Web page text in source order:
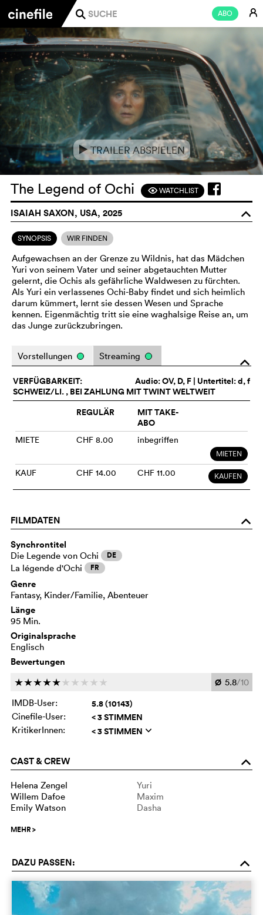
ABO E
j
eTRAILER ABSPIELEN
The Legend of Ochi FWATCHLIST
ISAIAH SAXON, USA, 2025 o
SYNOPSIS WIR FINDEN
Aufgewachsen an der Grenze zu Wildnis, hat das Mädchen
Yuri von seinem Vater und seiner abgetauchten Mutter
gelernt, die Ochis als gefährliche Waldwesen zu fürchten.
Als Yuri ein verlassenes Ochi-Baby findet und sich heimlich
darum kümmert, lernt sie dessen Wesen und Sprache
kennen. Eigenmächtig tritt sie eine waghalsige Reise an, um
das Junge zurückzubringen.
o
Vorstellungen Streaming
Audio:OV, D, F | Untertitel: d, f
VERFÜGBARKEIT:
SCHWEIZ/LI. , BEI ZAHLUNG MIT TWINT WELTWEIT
REGULÄR
MIT TAKE-
ABO
MIETE CHF 8.00 inbegriffen
MIETEN
KAUF CHF 14.00 CHF 11.00 KAUFEN
FILMDATEN o
Synchrontitel
Die Legende von Ochi DE
La légende d'Ochi FR
Genre
Fantasy, Kinder/Familie, Abenteuer
Länge
95 Min.
Originalsprache
Englisch
Bewertungen
ccccc c c c c c Ø 5.8/10
IMDB-User:
5.8 (10143)
Cinefile-User: < 3 STIMMEN
KritikerInnen: < 3 STIMMEN q
CAST & CREW o
Helena Zengel
Yuri
Willem Dafoe
Maxim
Emily Watson
Dasha
MEHR>
DAZU PASSEN: o